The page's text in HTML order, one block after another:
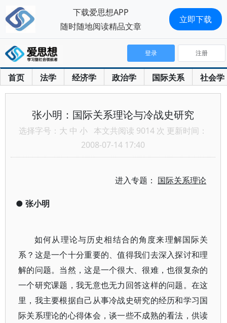
首页 法学 经济学 政治学 国际关系 社会学
登录 注册
张小明：国际关系理论与冷战史研究
选择字号： 大 中 小 本文共阅读 9014 次 更新时间：
2008-07-14 17:40
进入专题： 国际关系理论
● 张小明
如何从理论与历史相结合的角度来理解国际关
系？这是一个十分重要的、值得我们去深入探讨和理
解的问题。当然，这是一个很大、很难，也很复杂的
一个研究课题，我无意也无力回答这样的问题。在这
里，我主要根据自己从事冷战史研究的经历和学习国
际关系理论的心得体会，谈一些不成熟的看法，供读
下载爱思想APP
随时随地阅读精品文章
立即下载